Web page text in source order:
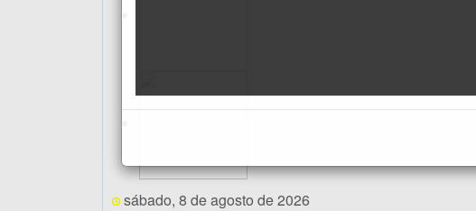
sábado, 8 de agosto de 2026